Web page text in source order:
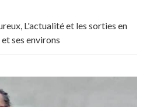
L'actualité et les sorties en
ses environs